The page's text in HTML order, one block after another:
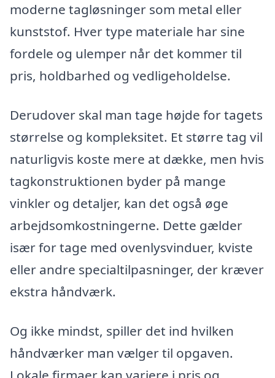
moderne tagløsninger som metal eller
kunststof. Hver type materiale har sine
fordele og ulemper når det kommer til
pris, holdbarhed og vedligeholdelse.
Derudover skal man tage højde for tagets
størrelse og kompleksitet. Et større tag vil
naturligvis koste mere at dække, men hvis
tagkonstruktionen byder på mange
vinkler og detaljer, kan det også øge
arbejdsomkostningerne. Dette gælder
især for tage med ovenlysvinduer, kviste
eller andre specialtilpasninger, der kræver
ekstra håndværk.
Og ikke mindst, spiller det ind hvilken
håndværker man vælger til opgaven.